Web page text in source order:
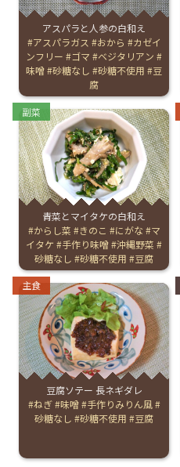
アスパラと人参の白和え
Tags:
アスパラガス おから
カゼイ
ンフリー
ゴマ
ベジタリアン
味噌 砂糖なし 砂糖不使用
豆
腐
Categories:
副菜
青菜とマイタケの白和え
Tags:
からし菜 きのこ にがな
マ
イタケ
手作り味噌 沖縄野菜
砂糖なし
砂糖不使用 豆腐
Categories:
主食
豆腐ソテー 長ネギダレ
Tags:
ねぎ 味噌 手作りみりん風
砂糖なし
砂糖不使用 豆腐